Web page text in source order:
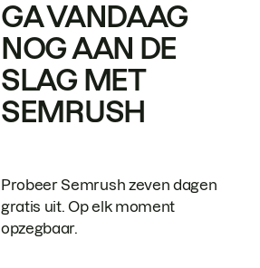
GA VANDAAG
NOG AAN DE
SLAG MET
SEMRUSH
Probeer Semrush zeven dagen
gratis uit. Op elk moment
opzegbaar.